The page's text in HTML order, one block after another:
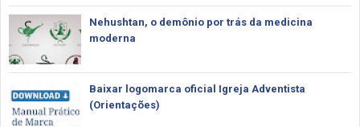
Nehushtan, o demônio por trás da medicina
moderna
Baixar logomarca oficial Igreja Adventista
(Orientações)